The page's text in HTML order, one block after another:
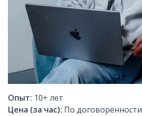
Опыт: 10+ лет
Цена (за час): По договоренности